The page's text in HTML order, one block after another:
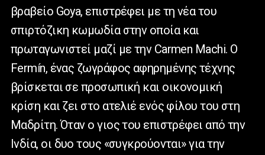
βραβείο Goya, επιστρέφει με τη νέα του
σπιρτόζικη κωμωδία στην οποία και
πρωταγωνιστεί μαζί με την Carmen Machi. Ο
Fermín, ένας ζωγράφος αφηρημένης τέχνης
βρίσκεται σε προσωπική και οικονομική
κρίση και ζει στο ατελιέ ενός φίλου του στη
Μαδρίτη. Όταν ο γιος του επιστρέφει από την
Ινδία, οι δυο τους «συγκρούονται» για την